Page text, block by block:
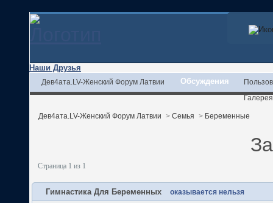
Наши Друзья
Дев4ата.LV-Женский Форум Латвии Обсуждения
Галерея
Дев4ата.LV-Женский Форум Латвии > Семья > Беременные
Страница 1 из 1
Гимнастика Для Беременных оказывается нельзя